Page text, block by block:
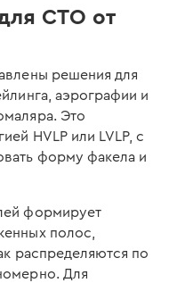
СТО от
решения для
аэрографии и
Это
HVLP или LVLP, с
форму факела и
формирует
полос,
распределяются по
Для